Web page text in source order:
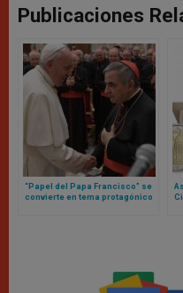
Publicaciones
“Papel del Papa Francisco” se
convierte en tema protagónico